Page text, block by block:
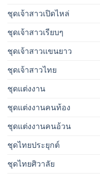
ชุดเจ้าสาวเปิดไหล่
ชุดเจ้าสาวเรียบๆ
ชุดเจ้าสาวเเขนยาว
ชุดเจ้าสาวไทย
ชุดแต่งงาน
ชุดแต่งงานคนท้อง
ชุดแต่งงานคนอ้วน
ชุดไทยประยุกต์
ชุดไทยศิวาลัย